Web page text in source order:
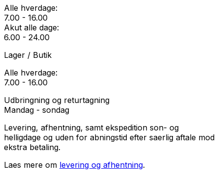
Alle hverdage:
7.00 - 16.00
Akut alle dage:
6.00 - 24.00
Lager / Butik
Alle hverdage:
7.00 - 16.00
Udbringning og returtagning
Mandag - sondag
Levering, afhentning, samt ekspedition son- og
helligdage og uden for abningstid efter saerlig aftale mod
ekstra betaling.
Laes mere om levering og afhentning.